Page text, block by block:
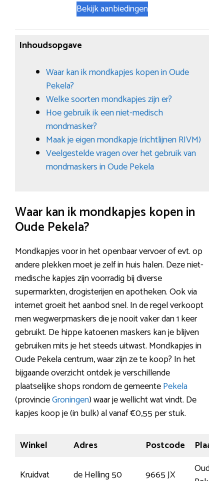
Bekijk aanbiedingen
Inhoudsopgave
Waar kan ik mondkapjes kopen in Oude
Pekela?
Welke soorten mondkapjes zijn er?
Hoe gebruik ik een niet-medisch
mondmasker?
Maak je eigen mondkapje (richtlijnen RIVM)
Veelgestelde vragen over het gebruik van
mondmaskers in Oude Pekela
Waar kan ik mondkapjes kopen in
Oude Pekela?
Mondkapjes voor in het openbaar vervoer of evt. op
andere plekken moet je zelf in huis halen. Deze niet-
medische kapjes zijn voorradig bij diverse
supermarkten, drogisterijen en apotheken. Ook via
internet groeit het aanbod snel. In de regel verkoopt
men wegwerpmaskers die je nooit vaker dan 1 keer
gebruikt. De hippe katoenen maskers kan je blijven
gebruiken mits je het steeds uitwast. Mondkapjes in
Oude Pekela centrum, waar zijn ze te koop? In het
bijgaande overzicht ontdek je verschillende
plaatselijke shops rondom de gemeentePekela
(provincieGroningen) waar je wellicht wat vindt. De
kapjes koop je (in bulk) al vanaf €0,55 per stuk.
Winkel Adres Postcode
Plaats
Kruidvat
de Helling 50 9665 JX
Oude